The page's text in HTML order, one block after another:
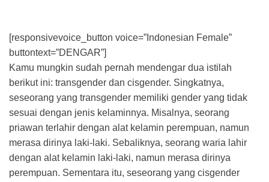
[responsivevoice_button voice=”Indonesian Female”
buttontext=”DENGAR”]
Kamu mungkin sudah pernah mendengar dua istilah
berikut ini: transgender dan cisgender. Singkatnya,
seseorang yang transgender memiliki gender yang tidak
sesuai dengan jenis kelaminnya. Misalnya, seorang
priawan terlahir dengan alat kelamin perempuan, namun
merasa dirinya laki-laki. Sebaliknya, seorang waria lahir
dengan alat kelamin laki-laki, namun merasa dirinya
perempuan. Sementara itu, seseorang yang cisgender